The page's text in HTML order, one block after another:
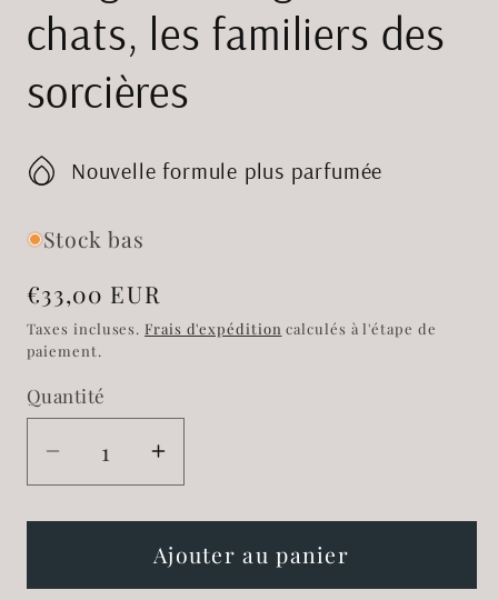
chats, les familiers des
sorcières
Nouvelle formule plus parfumée
Stock bas
Prix
habituel
€33,00 EUR
Taxes incluses. Frais d'expédition calculés à l'étape de
paiement.
Quantité
Réduire
la
quantité
Bougie
Augmenter
la
quantité
de
Bougie
Ajouter au panier